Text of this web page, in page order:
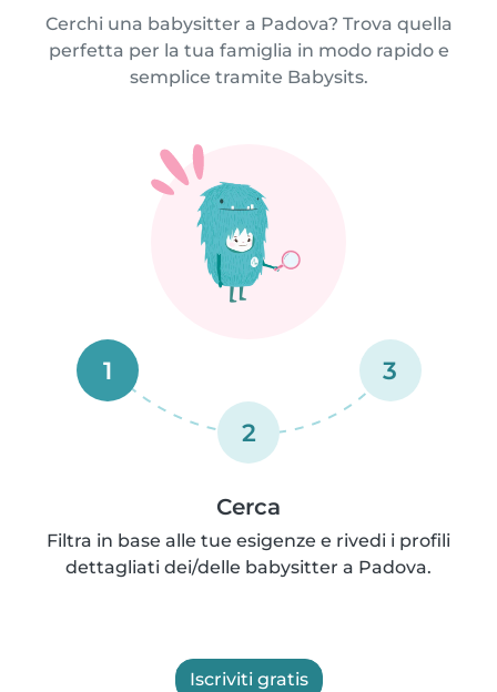
Cerchi una babysitter a Padova? Trova quella
perfetta per la tua famiglia in modo rapido e
semplice tramite Babysits.
1
2
3
Cerca
Filtra in base alle tue esigenze e rivedi i profili
dettagliati dei/delle babysitter a Padova.
Iscriviti gratis